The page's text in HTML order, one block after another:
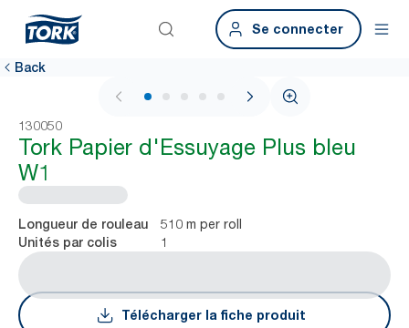
Se connecter
Back
1 / 5
130050
Tork Papier d'Essuyage Plus bleu
W1
Longueur de rouleau 510 m per roll
Unités par colis 1
Télécharger la fiche produit